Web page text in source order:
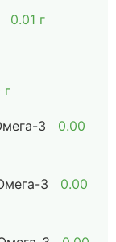
0.01 г
г
3
0.00
3
0.00